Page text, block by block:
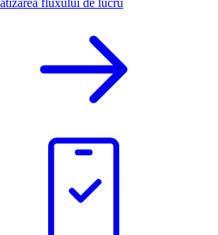
fluxului de lucru